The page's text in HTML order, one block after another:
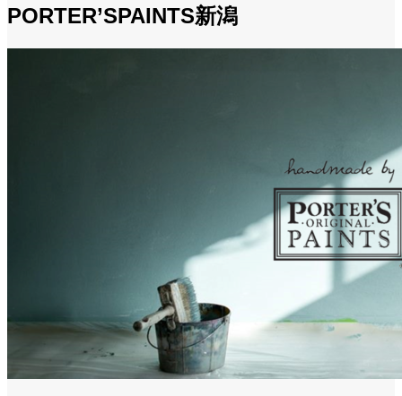
PORTER’SPAINTS新潟